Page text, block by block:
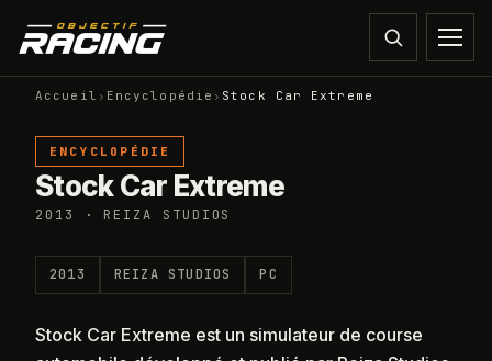
Accueil › Encyclopédie › Stock Car Extreme
ENCYCLOPÉDIE
Stock Car Extreme
2013 · REIZA STUDIOS
2013 REIZA STUDIOS PC
Stock Car Extreme est un simulateur de course